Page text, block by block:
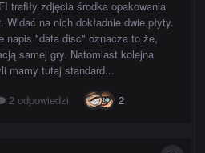
trafiły zdjęcia środka opakowania
na nich dokładnie dwie płyty.
napis "data disc" oznacza to że,
samej gry. Natomiast kolejna
mamy tutaj standard...
2 odpowiedzi 2